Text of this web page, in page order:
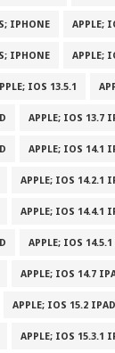
IPHONE APPLE;
IPHONE APPLE;
IOS 13.5.1
APPLE; IOS 13.7
APPLE; IOS 14.1
APPLE; IOS 14.2.1
APPLE; IOS 14.4.1
APPLE; IOS
APPLE; IOS 14.7
APPLE; IOS 15.2 IPAD
APPLE; IOS 15.3.1